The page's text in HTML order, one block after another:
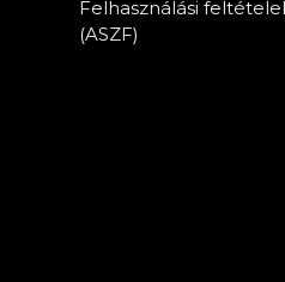
Felhasználási
(ASZF)